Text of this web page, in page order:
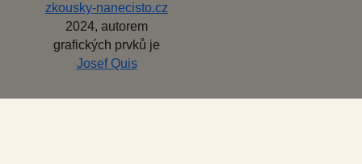
zkousky-nanecisto.cz
2024, autorem
grafických prvků je
Josef Quis